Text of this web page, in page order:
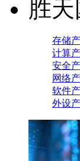
胜
存储
计算
安全
网络
软件
外设